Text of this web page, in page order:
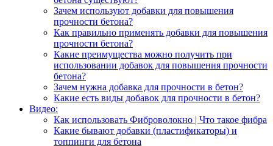
Зачем используют добавки для повышения
прочности бетона?
Как правильно применять добавки для повышения
прочности бетона?
Какие преимущества можно получить при
использовании добавок для повышения прочности
бетона?
Зачем нужна добавка для прочности в бетон?
Какие есть виды добавок для прочности в бетон?
Видео:
Как использовать Фиброволокно | Что такое фибра
Какие бывают добавки (пластификаторы) и
топпинги для бетона